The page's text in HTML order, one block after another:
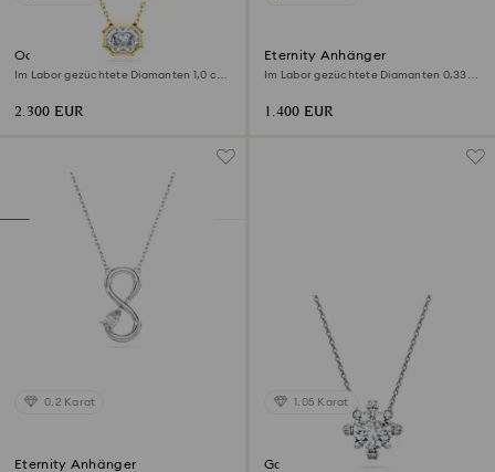
Octagon Anhänger
Im Labor gezüchtete Diamanten 1,0 ct
2.300 EUR
Eternity Anhänger
Im Labor gezüchtete Diamanten 0,33
1.400 EUR
0.2 Karat
Eternity Anhänger
1.05 Karat
Galaxy Anhänger